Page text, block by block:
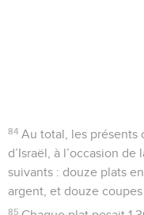
84 Au total, les présents
d’Israël, à l’occasion
suivants : douze plats
argent, et douze coupes
85